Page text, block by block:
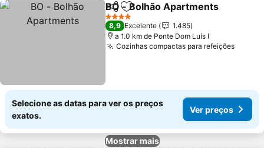
PartilharAdicionar aos favoritos
BO - Bolhão Apartments
4 Estrelas
8,9 Excelente
1.485
a 1.0 km de Ponte Dom Luís I
Cozinhas compactas para refeições
Selecione as datas para ver os preços
exatos.
Ver preços
Mostrar mais